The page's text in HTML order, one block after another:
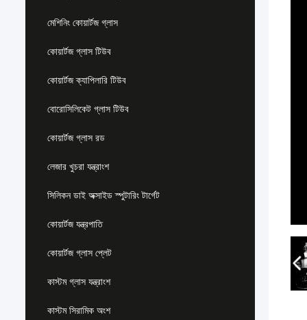
মেশিনিং কোয়ার্টজ গ্লাস
কোয়ার্টজ গ্লাস টিউব
কোয়ার্টজ ক্যাপিলারি টিউব
বোরোসিলিকেট গ্লাস টিউব
কোয়ার্টজ গ্লাস রড
লেজার খুচরা যন্ত্রাংশ
সিলিকন ডাই অক্সাইড স্পুটারিং টার্গেট
কোয়ার্টজ যন্ত্রপাতি
কোয়ার্টজ গ্লাস প্লেট
কাস্টম গ্লাস যন্ত্রাংশ
কাস্টম সিরামিক অংশ